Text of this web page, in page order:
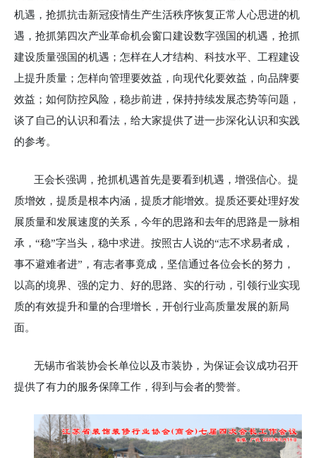
机遇，抢抓抗击新冠疫情生产生活秩序恢复正常人心思进的机
遇，抢抓第四次产业革命机会窗口建设数字强国的机遇，抢抓
建设质量强国的机遇；怎样在人才结构、科技水平、工程建设
上提升质量；怎样向管理要效益，向现代化要效益，向品牌要
效益；如何防控风险，稳步前进，保持持续发展态势等问题，
谈了自己的认识和看法，给大家提供了进一步深化认识和实践
的参考。
王会长强调，抢抓机遇首先是要看到机遇，增强信心。提
质增效，提质是根本内涵，提质才能增效。提质还要处理好发
展质量和发展速度的关系，今年的思路和去年的思路是一脉相
承，“稳”字当头，稳中求进。按照古人说的“志不求易者成，
事不避难者进”，有志者事竟成，坚信通过各位会长的努力，
以高的境界、强的定力、好的思路、实的行动，引领行业实现
质的有效提升和量的合理增长，开创行业高质量发展的新局
面。
无锡市省装协会长单位以及市装协，为保证会议成功召开
提供了有力的服务保障工作，得到与会者的赞誉。